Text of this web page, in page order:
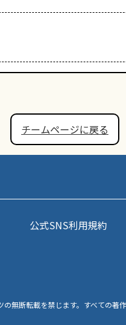
チームページに戻る
公式SNS利用規約
無断転載を禁じます。すべての著